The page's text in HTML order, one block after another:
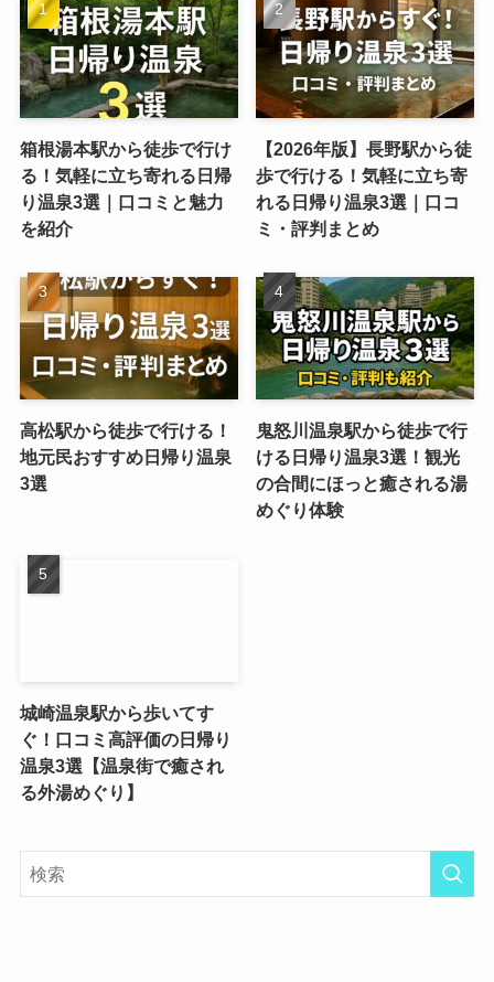
箱根湯本駅から徒歩で行け
る！気軽に立ち寄れる日帰
り温泉3選｜口コミと魅力
を紹介
【2026年版】長野駅から徒
歩で行ける！気軽に立ち寄
れる日帰り温泉3選｜口コ
ミ・評判まとめ
高松駅から徒歩で行ける！
地元民おすすめ日帰り温泉
3選
鬼怒川温泉駅から徒歩で行
ける日帰り温泉3選！観光
の合間にほっと癒される湯
めぐり体験
城崎温泉駅から歩いてす
ぐ！口コミ高評価の日帰り
温泉3選【温泉街で癒され
る外湯めぐり】